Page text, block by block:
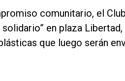
comunitario, el
solidario” en plaza
que luego serán